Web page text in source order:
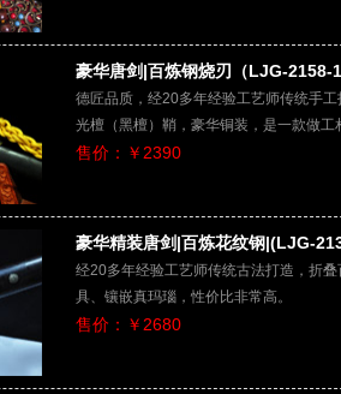
豪华唐剑|百炼钢烧刃（LJG-2158-
德匠品质，经20多年经验工艺师传统手
光檀（黑檀）鞘，豪华铜装，是一款做
售价：￥2390
豪华精装唐剑|百炼花纹钢|(LJG-
经20多年经验工艺师传统古法打造，折
具、镶嵌真玛瑙，性价比非常高。
售价：￥2680